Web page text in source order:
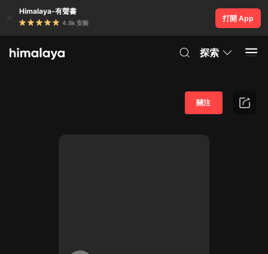
Himalaya-有聲書
4.8k 安裝
打開 App
探索
關注